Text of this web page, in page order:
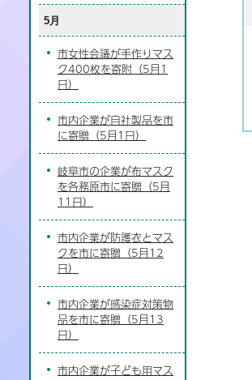
5月
市女性会議が手作りマス
ク400枚を寄附（5月1
日）
市内企業が自社製品を市
に寄贈（5月1日）
岐阜市の企業が布マスク
を各務原市に寄贈（5月
11日）
市内企業が防護衣とマス
クを市に寄贈（5月12
日）
市内企業が感染症対策物
品を市に寄贈（5月13
日）
市内企業が子ども用マス